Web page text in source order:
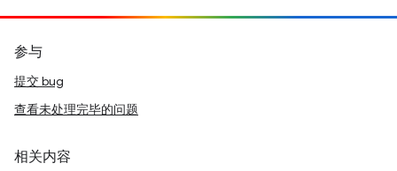
参与
提交 bug
查看未处理完毕的问题
相关内容